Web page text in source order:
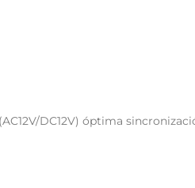
DC12V) óptima